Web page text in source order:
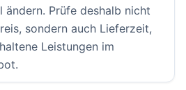
ändern. Prüfe deshalb nicht
sondern auch Lieferzeit,
Leistungen im